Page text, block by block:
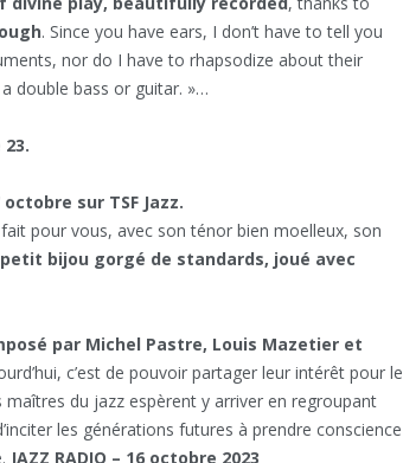
. Since you have ears, I don’t have to tell you
nor do I have to rhapsodize about their
double bass or guitar. »…
sur TSF Jazz.
pour vous, avec son ténor bien moelleux, son
petit bijou gorgé de standards, joué avec
par Michel Pastre, Louis Mazetier et
c’est de pouvoir partager leur intérêt pour le
du jazz espèrent y arriver en regroupant
les générations futures à prendre conscience
JAZZ RADIO – 16 octobre 2023